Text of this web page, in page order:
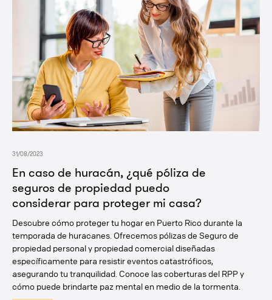
En caso de huracán, ¿qué póliza de
seguros de propiedad puedo
considerar para proteger mi casa?
31/08/2023
Descubre cómo proteger tu hogar en Puerto Rico durante la
temporada de huracanes. Ofrecemos pólizas de Seguro de
propiedad personal y propiedad comercial diseñadas
específicamente para resistir eventos catastróficos,
asegurando tu tranquilidad. Conoce las coberturas del RPP y
cómo puede brindarte paz mental en medio de la tormenta.